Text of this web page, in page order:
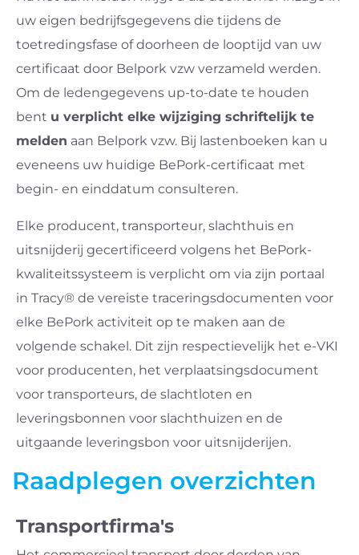
uw eigen bedrijfsgegevens die tijdens de
toetredingsfase of doorheen de looptijd van uw
certificaat door Belpork vzw verzameld werden.
Om de ledengegevens up-to-date te houden
bent u verplicht elke wijziging schriftelijk te
melden aan Belpork vzw. Bij lastenboeken kan u
eveneens uw huidige BePork-certificaat met
begin- en einddatum consulteren.
Elke producent, transporteur, slachthuis en
uitsnijderij gecertificeerd volgens het BePork-
kwaliteitssysteem is verplicht om via zijn portaal
in Tracy® de vereiste traceringsdocumenten voor
elke BePork activiteit op te maken aan de
volgende schakel. Dit zijn respectievelijk het e-VKI
voor producenten, het verplaatsingsdocument
voor transporteurs, de slachtloten en
leveringsbonnen voor slachthuizen en de
uitgaande leveringsbon voor uitsnijderijen.
Raadplegen overzichten
Transportfirma's